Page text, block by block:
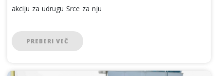
akciju za udrugu Srce za nju
PREBERI VEČ